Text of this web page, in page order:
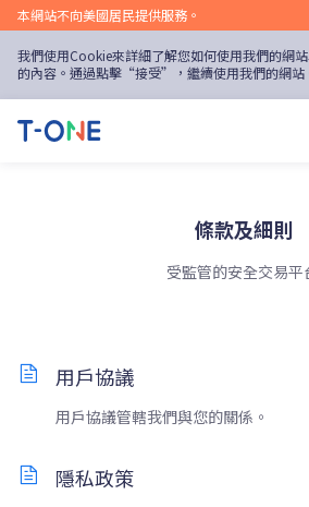
本網站不向美國居民提供服務。
我們使用Cookie來詳細了解您如何使用我們的網
的內容。通過點擊“接受”，繼續使用我們的網站
優惠活動
關於我們
繁體中文
條款及細則
受監管的安全交易平
用戶協議
用戶協議管轄我們與您的關係。
隱私政策